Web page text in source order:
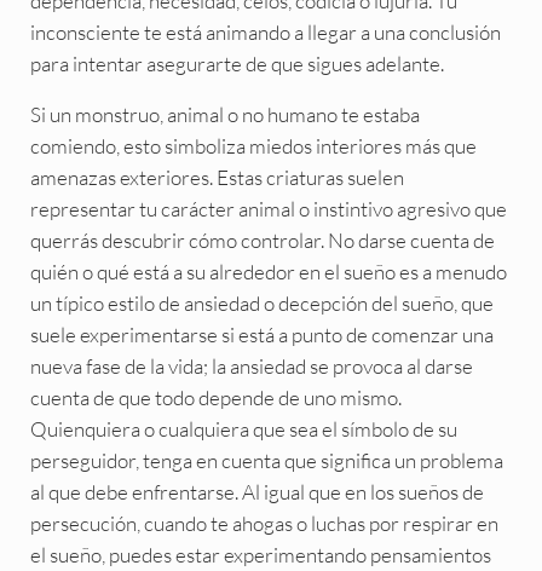
inconsciente te está animando a llegar a una conclusión
para intentar asegurarte de que sigues adelante.
Si un monstruo, animal o no humano te estaba
comiendo, esto simboliza miedos interiores más que
amenazas exteriores. Estas criaturas suelen
representar tu carácter animal o instintivo agresivo que
querrás descubrir cómo controlar. No darse cuenta de
quién o qué está a su alrededor en el sueño es a menudo
un típico estilo de ansiedad o decepción del sueño, que
suele experimentarse si está a punto de comenzar una
nueva fase de la vida; la ansiedad se provoca al darse
cuenta de que todo depende de uno mismo.
Quienquiera o cualquiera que sea el símbolo de su
perseguidor, tenga en cuenta que significa un problema
al que debe enfrentarse. Al igual que en los sueños de
persecución, cuando te ahogas o luchas por respirar en
el sueño, puedes estar experimentando pensamientos